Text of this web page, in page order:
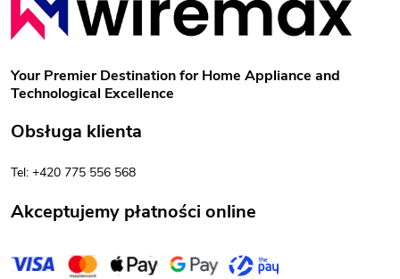
w
i
s
t
y
o
p
k
a
Your Premier Destination for Home Appliance and
Technological Excellence
Obsługa klienta
Tel: +420 775 556 568
Akceptujemy płatności online